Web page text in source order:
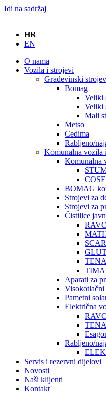
Idi na sadržaj
HR
EN
O nama
Vozila i strojevi
Građevinski
Bomag
Veliki
Veliki
Mali
Metso
Cedima
Rabljeno/
Komunalna vozila
Komunalna
BOMAG
Strojevi za
Strojevi za
Čistilice
Aparati za
Visokotlačni
Pametni
Električna
Rabljeno/
Servis i rezervni dijelovi
Novosti
Naši klijenti
Kontakt